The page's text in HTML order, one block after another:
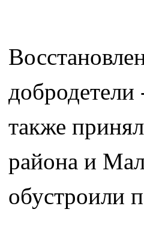
добродетели
также
района и
обустроили